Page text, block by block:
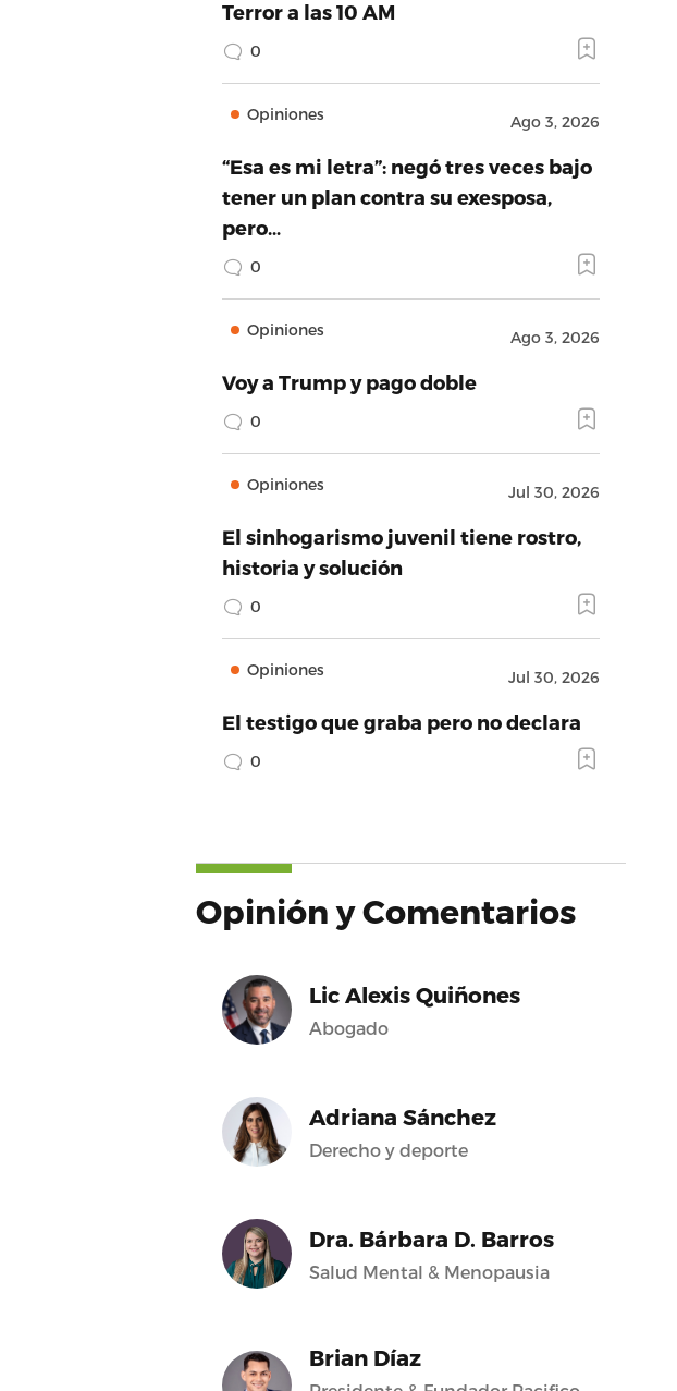
Terror a las 10 AM
0
Opiniones Ago 3, 2026
“Esa es mi letra”: negó tres veces bajo
tener un plan contra su exesposa,
pero…
0
Opiniones Ago 3, 2026
Voy a Trump y pago doble
0
Opiniones Jul 30, 2026
El sinhogarismo juvenil tiene rostro,
historia y solución
0
Opiniones Jul 30, 2026
El testigo que graba pero no declara
0
Opinión y Comentarios
Lic Alexis Quiñones
Abogado
Adriana Sánchez
Derecho y deporte
Dra. Bárbara D. Barros
Salud Mental & Menopausia
Brian Díaz